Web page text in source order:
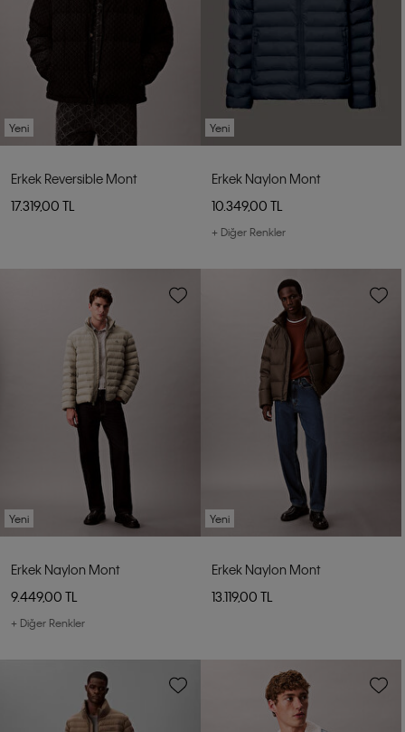
Yeni
Erkek Reversible Mont
17.319,00 TL
Yeni
Erkek Naylon Mont
10.349,00 TL
+ Diğer Renkler
Yeni
Erkek Naylon Mont
9.449,00 TL
+ Diğer Renkler
Yeni
Erkek Naylon Mont
13.119,00 TL